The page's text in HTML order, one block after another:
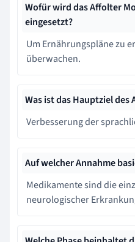
Wofür wird das Affolter
eingesetzt?
Um Ernährungspläne zu
überwachen.
Was ist das Hauptziel des
Verbesserung der
Auf welcher Annahme
Medikamente sind die
neurologischer